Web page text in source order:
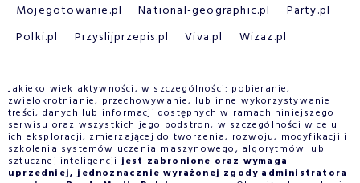
Mojegotowanie.pl
National-geographic.pl
Party.pl
Polki.pl
Przyslijprzepis.pl Viva.pl Wizaz.pl
Jakiekolwiek aktywności, w szczególności: pobieranie,
zwielokrotnianie, przechowywanie, lub inne wykorzystywanie
treści, danych lub informacji dostępnych w ramach niniejszego
serwisu oraz wszystkich jego podstron, w szczególności w celu
ich eksploracji, zmierzającej do tworzenia, rozwoju, modyfikacji i
szkolenia systemów uczenia maszynowego, algorytmów lub
sztucznej inteligencjijest zabronione oraz wymaga
uprzedniej, jednoznacznie wyrażonej zgody administratora